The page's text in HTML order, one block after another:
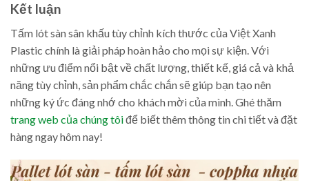
Kết luận
Tấm lót sàn sân khấu tùy chỉnh kích thước của Việt Xanh
Plastic chính là giải pháp hoàn hảo cho mọi sự kiện. Với
những ưu điểm nổi bật về chất lượng, thiết kế, giá cả và khả
năng tùy chỉnh, sản phẩm chắc chắn sẽ giúp bạn tạo nên
những ký ức đáng nhớ cho khách mời của mình. Ghé thăm
trang web của chúng tôiđể biết thêm thông tin chi tiết và đặt
hàng ngay hôm nay!